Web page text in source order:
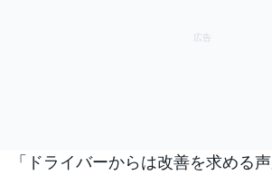
「ドライバーからは改善を求める